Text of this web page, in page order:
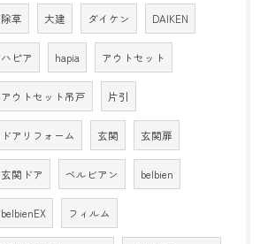
除草 大建 ダイケン DAIKEN
ハピア hapia アウトセット
アウトセット吊戸 片引
ドアリフォーム 玄関 玄関扉
玄関ドア ベルビアン belbien
belbienEX フィルム